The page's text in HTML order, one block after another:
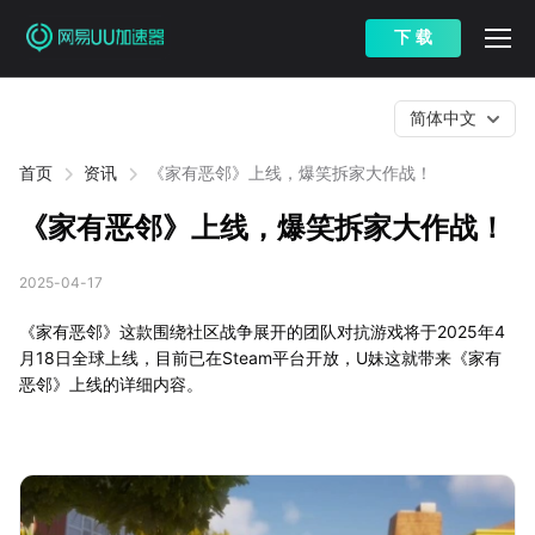
下 载
首页 资讯 《家有恶邻》上线，爆笑拆家大作战！
简体中文
《家有恶邻》上线，爆笑拆家大作战！
2025-04-17
《家有恶邻》这款围绕社区战争展开的团队对抗游戏将于2025年4
月18日全球上线，目前已在Steam平台开放，U妹这就带来《家有
恶邻》上线的详细内容。